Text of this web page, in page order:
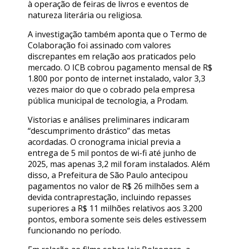
à operação de feiras de livros e eventos de
natureza literária ou religiosa.
A investigação também aponta que o Termo de
Colaboração foi assinado com valores
discrepantes em relação aos praticados pelo
mercado. O ICB cobrou pagamento mensal de R$
1.800 por ponto de internet instalado, valor 3,3
vezes maior do que o cobrado pela empresa
pública municipal de tecnologia, a Prodam.
Vistorias e análises preliminares indicaram
“descumprimento drástico” das metas
acordadas. O cronograma inicial previa a
entrega de 5 mil pontos de wi-fi até junho de
2025, mas apenas 3,2 mil foram instalados. Além
disso, a Prefeitura de São Paulo antecipou
pagamentos no valor de R$ 26 milhões sem a
devida contraprestação, incluindo repasses
superiores a R$ 11 milhões relativos aos 3.200
pontos, embora somente seis deles estivessem
funcionando no período.